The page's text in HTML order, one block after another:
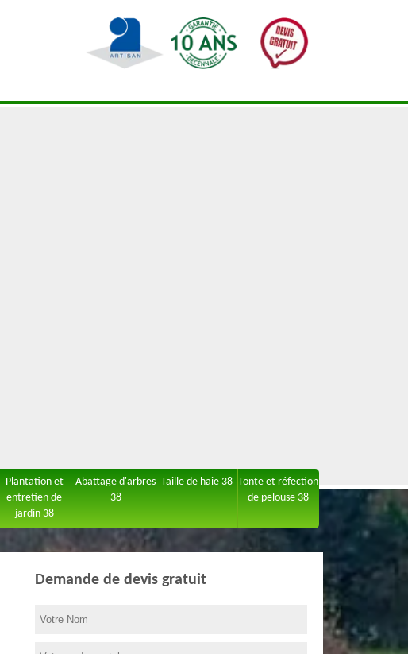
Plantation et
entretien de
jardin 38
Abattage d'arbres
38
Taille de haie 38 Tonte et réfection
de pelouse 38
Demande de devis gratuit